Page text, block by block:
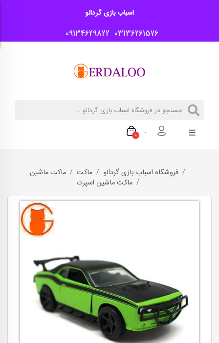
اسباب بازی گردالو
03136261576
09134629822
0
فروشگاه اسباب بازی گردالو ماکت
ماکت ماشین
ماکت ماشین اسپرت